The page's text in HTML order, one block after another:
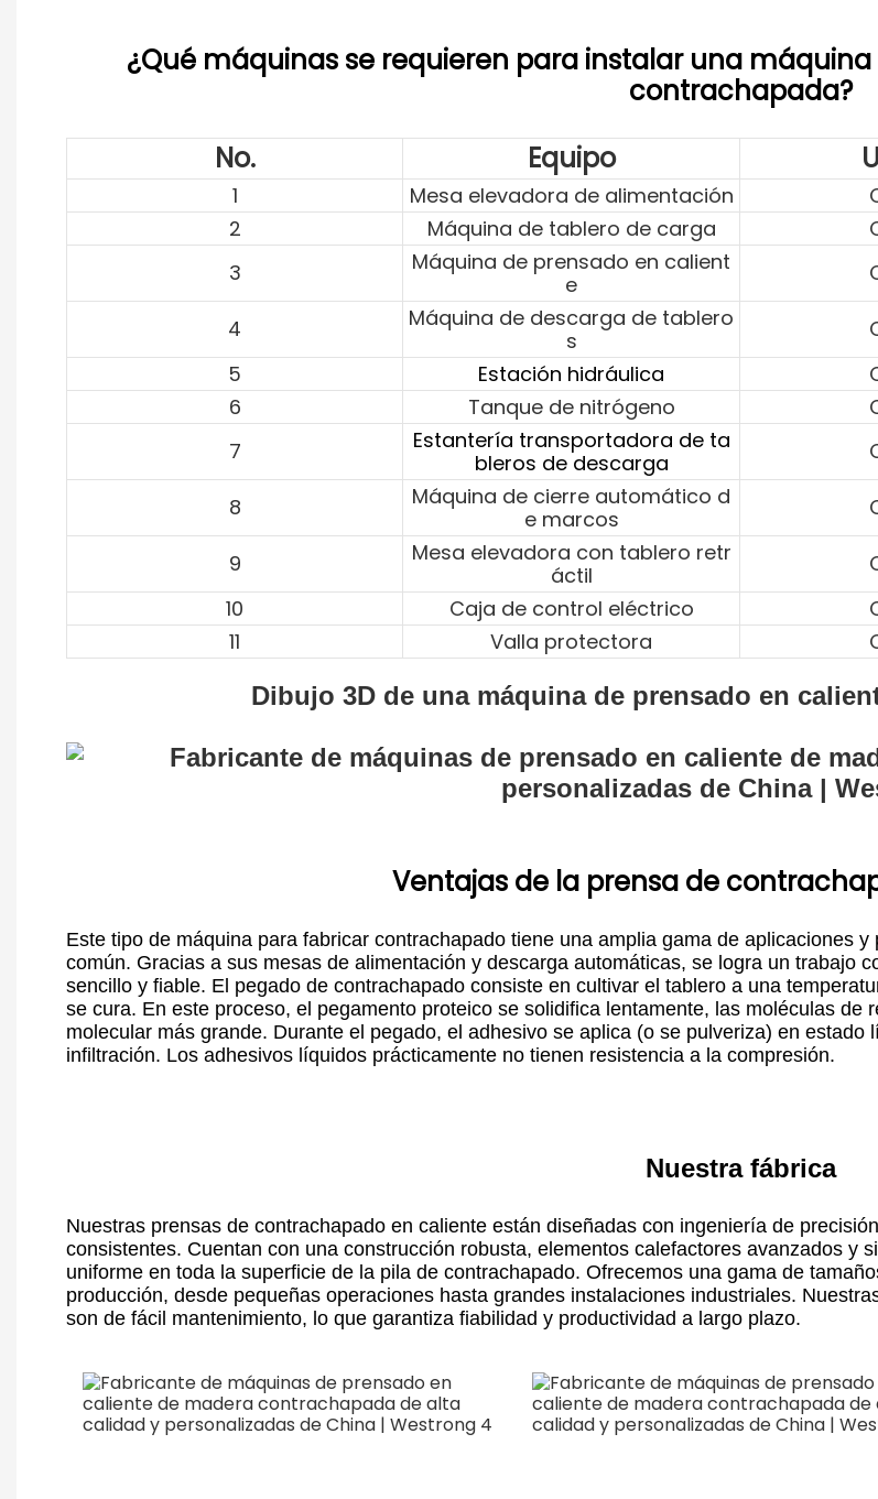
¿Qué máquinas se requieren para instalar una
contrachapada?
No.
Equipo
1 Mesa elevadora de alimentación
2
Máquina de tablero de carga
3
Máquina de prensado en calient
e
4
Máquina de descarga de tablero
s
5
Estación hidráulica
6
Tanque de nitrógeno
7
Estantería transportadora de ta
bleros de descarga
8
Máquina de cierre automático d
e marcos
9
Mesa elevadora con tablero retr
áctil
10
Caja de control eléctrico
11
Valla protectora
Dibujo 3D de una máquina de prensado en
Ventajas de la prensa de
Este tipo de máquina para fabricar contrachapado tiene una amplia gama de aplicaciones
común. Gracias a sus mesas de alimentación y descarga automáticas, se logra un trabajo
sencillo y fiable. El pegado de contrachapado consiste en cultivar el tablero a una
se cura. En este proceso, el pegamento proteico se solidifica lentamente, las moléculas
molecular más grande. Durante el pegado, el adhesivo se aplica (o se pulveriza) en
infiltración. Los adhesivos líquidos prácticamente no tienen resistencia a la compresión.
Nuestra fábrica
Nuestras prensas de contrachapado en caliente están diseñadas con ingeniería de
consistentes. Cuentan con una construcción robusta, elementos calefactores avanzados y
uniforme en toda la superficie de la pila de contrachapado. Ofrecemos una gama de
producción, desde pequeñas operaciones hasta grandes instalaciones industriales.
son de fácil mantenimiento, lo que garantiza fiabilidad y productividad a largo plazo.